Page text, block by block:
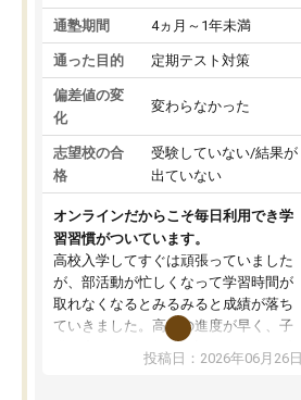
通塾期間 4ヵ月～1年未満
通った目的 定期テスト対策
偏差値の変
化
変わらなかった
志望校の合
格
受験していない/結果が
出ていない
オンラインだからこそ毎日利用でき学
習習慣がついています。
高校入学してすぐは頑張っていました
が、部活動が忙しくなって学習時間が
取れなくなるとみるみると成績が落ち
ていきました。高校の進度が早く、子
供も家に帰って勉強の話すると嫌な反
応を示します。東大先生にお願いして
投稿日：2026年06月26日